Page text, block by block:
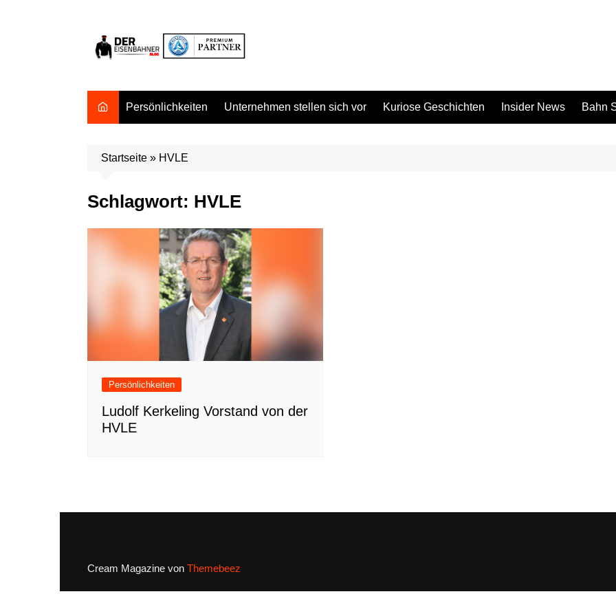
Persönlichkeiten Unternehmen stellen sich vor Kuriose Geschichten Insider News Bahn
Startseite » HVLE
Schlagwort: HVLE
Persönlichkeiten
Ludolf Kerkeling Vorstand von der
HVLE
Cream Magazine von Themebeez